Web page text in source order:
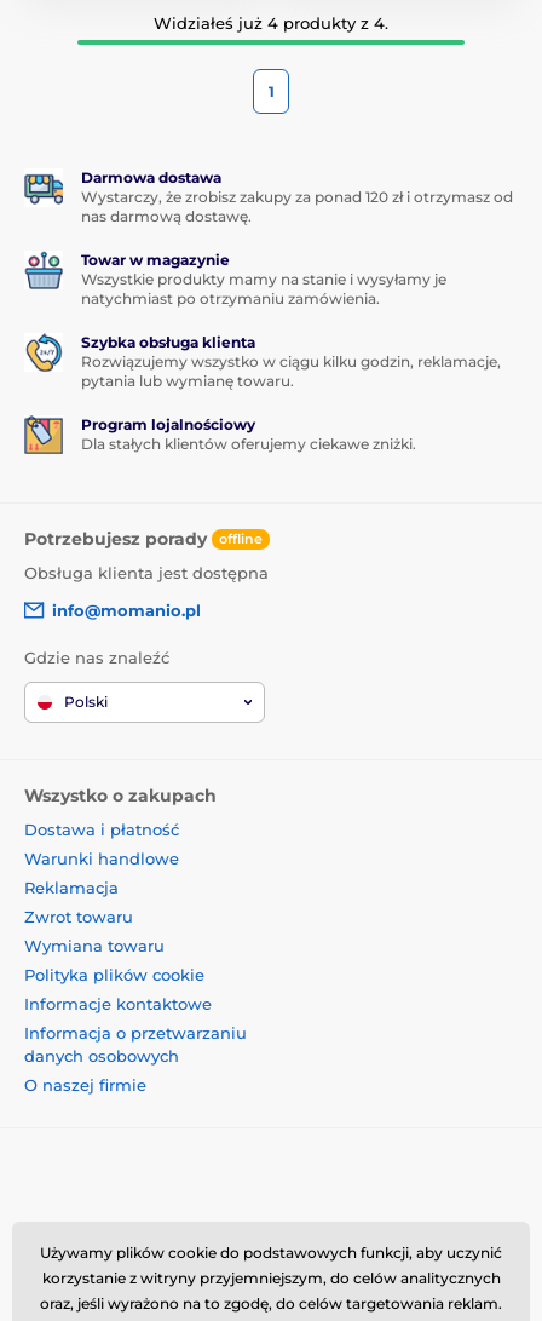
Widziałeś już 4 produkty z 4.
1
Darmowa dostawa
Wystarczy, że zrobisz zakupy za ponad 120 zł i otrzymasz od
nas darmową dostawę.
Towar w magazynie
Wszystkie produkty mamy na stanie i wysyłamy je
natychmiast po otrzymaniu zamówienia.
Szybka obsługa klienta
Rozwiązujemy wszystko w ciągu kilku godzin, reklamacje,
pytania lub wymianę towaru.
Program lojalnościowy
Dla stałych klientów oferujemy ciekawe zniżki.
Potrzebujesz porady offline
Obsługa klienta jest dostępna
info@momanio.pl
Gdzie nas znaleźć
Polski
Wszystko o zakupach
Dostawa i płatność
Warunki handlowe
Reklamacja
Zwrot towaru
Wymiana towaru
Polityka plików cookie
Informacje kontaktowe
Informacja o przetwarzaniu
danych osobowych
O naszej firmie
Momanio s.r.o., Okružní 361/14, 74718, Píšť, Czechy,
VAT: CZ09604707, info@momanio.pl
Używamy plików cookie do podstawowych funkcji, aby uczynić
korzystanie z witryny przyjemniejszym, do celów analitycznych
oraz, jeśli wyrażono na to zgodę, do celów targetowania reklam.